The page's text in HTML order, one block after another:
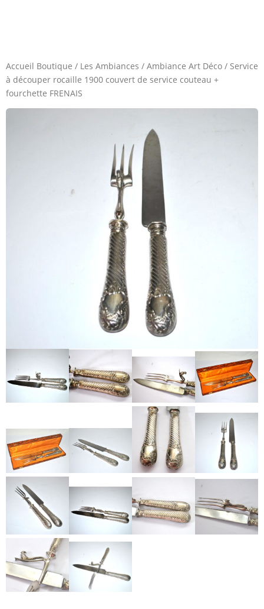
Accueil Boutique / Les Ambiances / Ambiance Art Déco / Service
à découper rocaille 1900 couvert de service couteau +
fourchette FRENAIS